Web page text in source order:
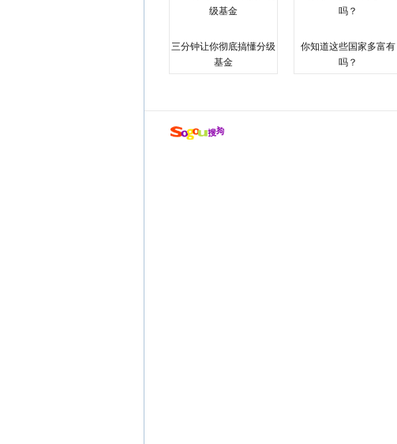
三分钟让你彻底搞懂分级
基金
你知道这些国家多富有
吗？